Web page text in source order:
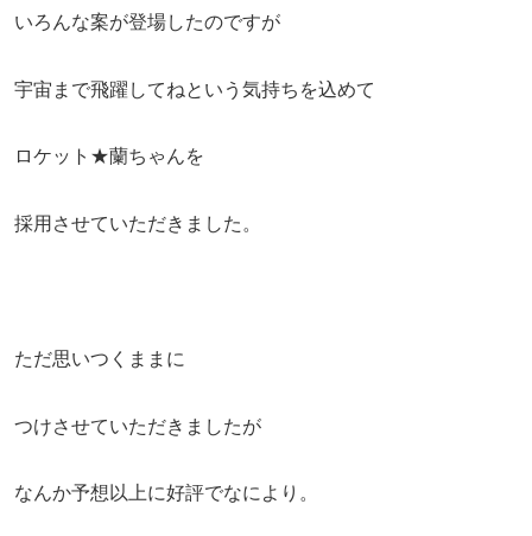
いろんな案が登場したのですが
宇宙まで飛躍してねという気持ちを込めて
ロケット★蘭ちゃんを
採用させていただきました。
ただ思いつくままに
つけさせていただきましたが
なんか予想以上に好評でなにより。